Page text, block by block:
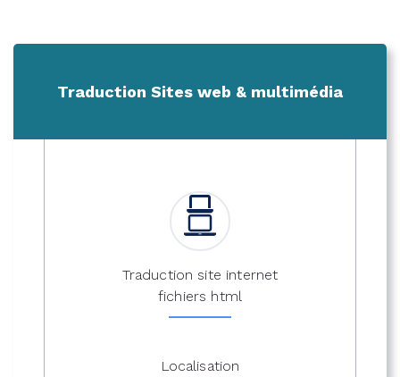
Traduction Sites web & multimédia
Traduction site internet
fichiers html
Localisation